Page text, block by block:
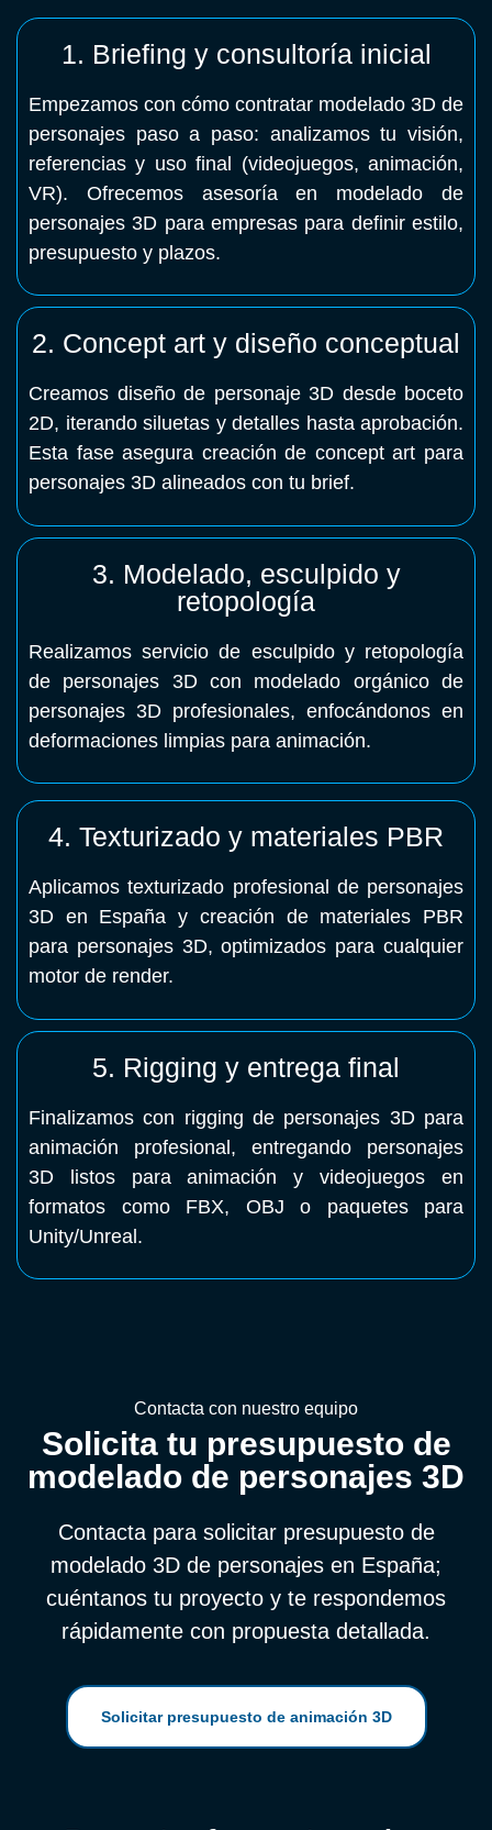
1. Briefing y consultoría inicial
Empezamos con cómo contratar modelado 3D de
personajes paso a paso: analizamos tu visión,
referencias y uso final (videojuegos, animación,
VR). Ofrecemos asesoría en modelado de
personajes 3D para empresas para definir estilo,
presupuesto y plazos.
2. Concept art y diseño conceptual
Creamos diseño de personaje 3D desde boceto
2D, iterando siluetas y detalles hasta aprobación.
Esta fase asegura creación de concept art para
personajes 3D alineados con tu brief.
3. Modelado, esculpido y
retopología
Realizamos servicio de esculpido y retopología
de personajes 3D con modelado orgánico de
personajes 3D profesionales, enfocándonos en
deformaciones limpias para animación.
4. Texturizado y materiales PBR
Aplicamos texturizado profesional de personajes
3D en España y creación de materiales PBR
para personajes 3D, optimizados para cualquier
motor de render.
5. Rigging y entrega final
Finalizamos con rigging de personajes 3D para
animación profesional, entregando personajes
3D listos para animación y videojuegos en
formatos como FBX, OBJ o paquetes para
Unity/Unreal.
Contacta con nuestro equipo
Solicita tu presupuesto de
modelado de personajes 3D
Contacta para solicitar presupuesto de
modelado 3D de personajes en España;
cuéntanos tu proyecto y te respondemos
rápidamente con propuesta detallada.
Solicitar presupuesto de animación 3D